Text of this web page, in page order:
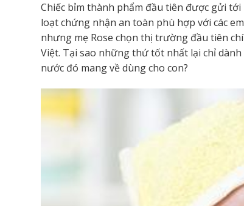
Chiếc bỉm thành phẩm đầu tiên được gửi
loạt chứng nhận an toàn phù hợp với các
nhưng mẹ Rose chọn thị trường đầu tiên
Việt. Tại sao những thứ tốt nhất lại chỉ
nước đó mang về dùng cho con?